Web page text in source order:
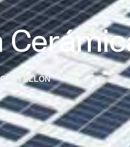
CASTELLÓN